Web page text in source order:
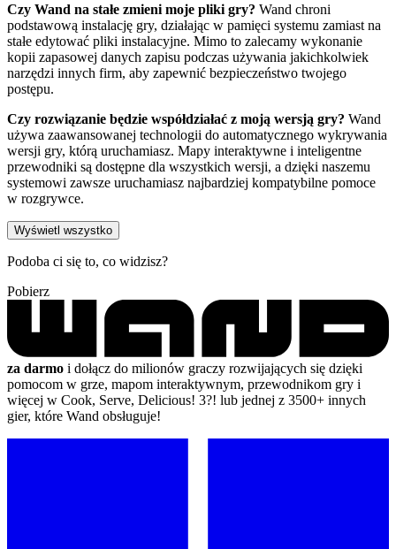
Czy Wand na stałe zmieni moje pliki gry? Wand chroni
podstawową instalację gry, działając w pamięci systemu zamiast na
stałe edytować pliki instalacyjne. Mimo to zalecamy wykonanie
kopii zapasowej danych zapisu podczas używania jakichkolwiek
narzędzi innych firm, aby zapewnić bezpieczeństwo twojego
postępu.
Czy rozwiązanie będzie współdziałać z moją wersją gry? Wand
używa zaawansowanej technologii do automatycznego wykrywania
wersji gry, którą uruchamiasz. Mapy interaktywne i inteligentne
przewodniki są dostępne dla wszystkich wersji, a dzięki naszemu
systemowi zawsze uruchamiasz najbardziej kompatybilne pomoce
w rozgrywce.
Wyświetl wszystko
Podoba ci się to, co widzisz?
Pobierz
za darmo i dołącz do milionów graczy rozwijających się dzięki
pomocom w grze, mapom interaktywnym, przewodnikom gry i
więcej w Cook, Serve, Delicious! 3?! lub jednej z 3500+ innych
gier, które Wand obsługuje!